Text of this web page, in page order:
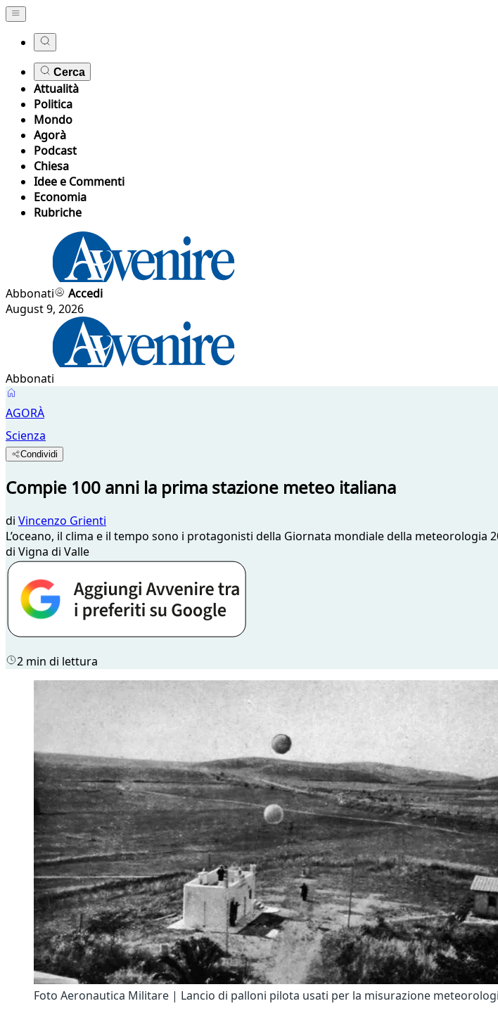
Cerca
Attualità
Politica
Mondo
Agorà
Podcast
Chiesa
Idee e Commenti
Economia
Rubriche
Abbonati
Accedi
August 9, 2026
Abbonati
AGORÀ
Scienza
Condividi
Compie 100 anni la prima stazione meteo italiana
di Vincenzo Grienti
L’oceano, il clima e il tempo sono i protagonisti della Giornata mondiale della meteorologia
di Vigna di Valle
2 min di lettura
Foto Aeronautica Militare | Lancio di palloni pilota usati per la misurazione